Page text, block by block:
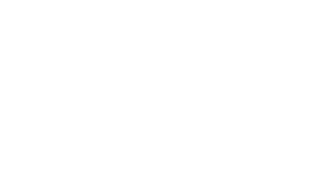
de la catégorie : Culture